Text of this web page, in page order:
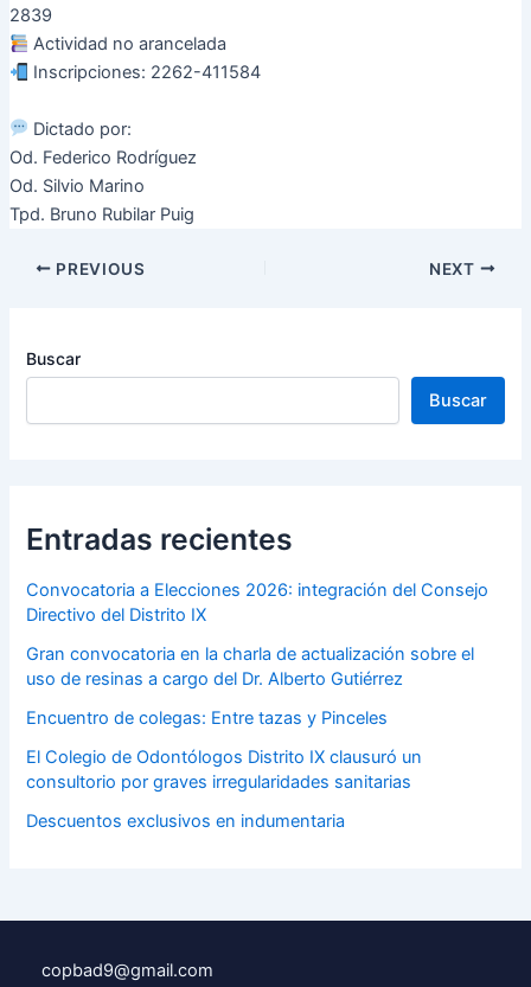
2839
Actividad no arancelada
Inscripciones: 2262-411584
Dictado por:
Od. Federico Rodríguez
Od. Silvio Marino
Tpd. Bruno Rubilar Puig
PREVIOUS NEXT
Buscar
Buscar
Entradas recientes
Convocatoria a Elecciones 2026: integración del Consejo
Directivo del Distrito IX
Gran convocatoria en la charla de actualización sobre el
uso de resinas a cargo del Dr. Alberto Gutiérrez
Encuentro de colegas: Entre tazas y Pinceles
El Colegio de Odontólogos Distrito IX clausuró un
consultorio por graves irregularidades sanitarias
Descuentos exclusivos en indumentaria
copbad9@gmail.com